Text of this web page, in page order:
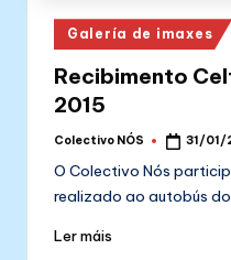
Posted
in
Galería de imaxes
Recibimento
2015
Posted
Colectivo NÓS 31/01/
O Colectivo Nós
realizado ao autobús
Ler máis